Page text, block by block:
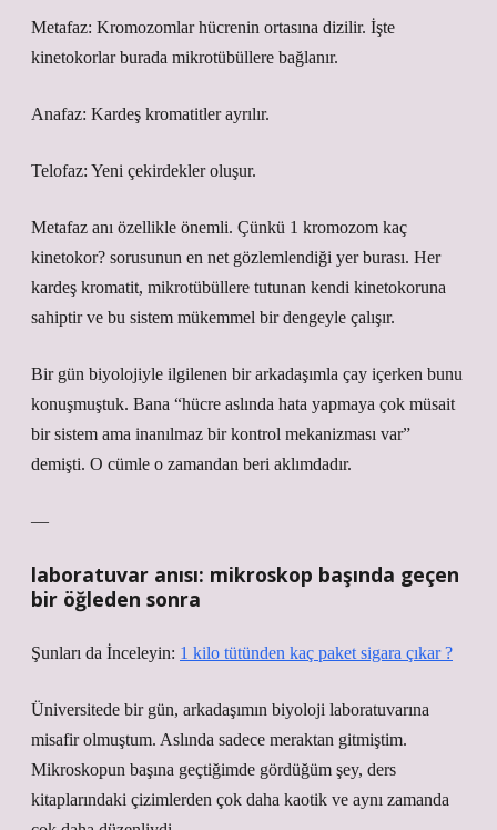
Metafaz: Kromozomlar hücrenin ortasına dizilir. İşte
kinetokorlar burada mikrotübüllere bağlanır.
Anafaz: Kardeş kromatitler ayrılır.
Telofaz: Yeni çekirdekler oluşur.
Metafaz anı özellikle önemli. Çünkü 1 kromozom kaç
kinetokor? sorusunun en net gözlemlendiği yer burası. Her
kardeş kromatit, mikrotübüllere tutunan kendi kinetokoruna
sahiptir ve bu sistem mükemmel bir dengeyle çalışır.
Bir gün biyolojiyle ilgilenen bir arkadaşımla çay içerken bunu
konuşmuştuk. Bana “hücre aslında hata yapmaya çok müsait
bir sistem ama inanılmaz bir kontrol mekanizması var”
demişti. O cümle o zamandan beri aklımdadır.
—
laboratuvar anısı: mikroskop başında geçen
bir öğleden sonra
Şunları da İnceleyin: 1 kilo tütünden kaç paket sigara çıkar ?
Üniversitede bir gün, arkadaşımın biyoloji laboratuvarına
misafir olmuştum. Aslında sadece meraktan gitmiştim.
Mikroskopun başına geçtiğimde gördüğüm şey, ders
kitaplarındaki çizimlerden çok daha kaotik ve aynı zamanda